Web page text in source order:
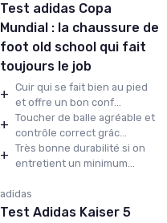
Test adidas Copa
Mundial : la chaussure de
foot old school qui fait
toujours le job
+ Cuir qui se fait bien au pied
et offre un bon conf...
+ Toucher de balle agréable et
contrôle correct grâc...
+ Très bonne durabilité si on
entretient un minimum...
adidas
Test Adidas Kaiser 5